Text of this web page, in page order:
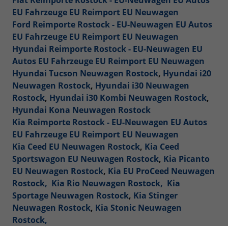
EU Fahrzeuge EU Reimport EU Neuwagen
Ford Reimporte Rostock - EU-Neuwagen EU Autos
EU Fahrzeuge EU Reimport EU Neuwagen
Hyundai Reimporte Rostock - EU-Neuwagen EU
Autos EU Fahrzeuge EU Reimport EU Neuwagen
Hyundai Tucson Neuwagen Rostock, Hyundai i20
Neuwagen Rostock, Hyundai i30 Neuwagen
Rostock, Hyundai i30 Kombi Neuwagen Rostock,
Hyundai Kona Neuwagen Rostock
Kia Reimporte Rostock - EU-Neuwagen EU Autos
EU Fahrzeuge EU Reimport EU Neuwagen
Kia Ceed EU Neuwagen Rostock, Kia Ceed
Sportswagon EU Neuwagen Rostock, Kia Picanto
EU Neuwagen Rostock, Kia EU ProCeed Neuwagen
Rostock, Kia Rio Neuwagen Rostock, Kia
Sportage Neuwagen Rostock, Kia Stinger
Neuwagen Rostock, Kia Stonic Neuwagen
Rostock,